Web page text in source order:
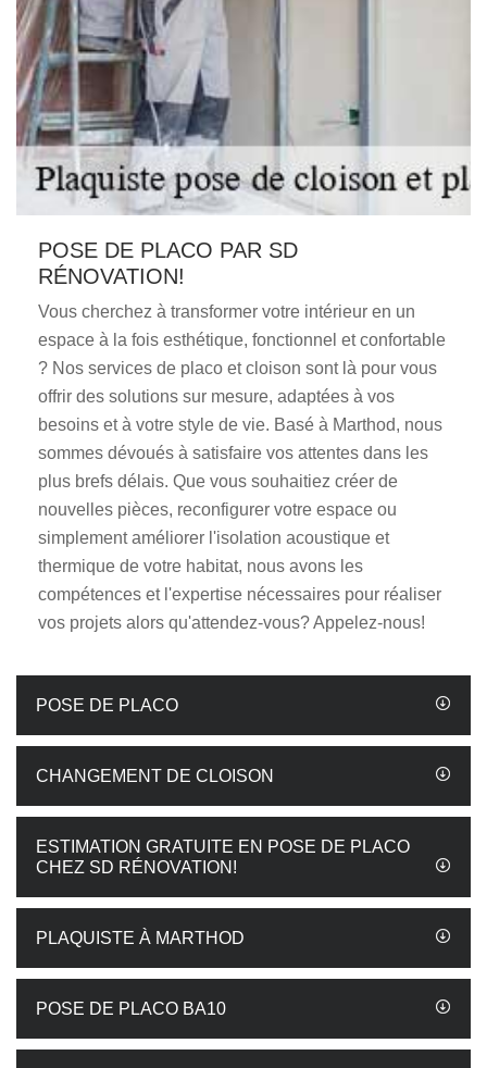
POSE DE PLACO PAR SD
RÉNOVATION!
Vous cherchez à transformer votre intérieur en un
espace à la fois esthétique, fonctionnel et confortable
? Nos services de placo et cloison sont là pour vous
offrir des solutions sur mesure, adaptées à vos
besoins et à votre style de vie. Basé à Marthod, nous
sommes dévoués à satisfaire vos attentes dans les
plus brefs délais. Que vous souhaitiez créer de
nouvelles pièces, reconfigurer votre espace ou
simplement améliorer l'isolation acoustique et
thermique de votre habitat, nous avons les
compétences et l'expertise nécessaires pour réaliser
vos projets alors qu'attendez-vous? Appelez-nous!
POSE DE PLACO
CHANGEMENT DE CLOISON
ESTIMATION GRATUITE EN POSE DE PLACO
CHEZ SD RÉNOVATION!
PLAQUISTE À MARTHOD
POSE DE PLACO BA10